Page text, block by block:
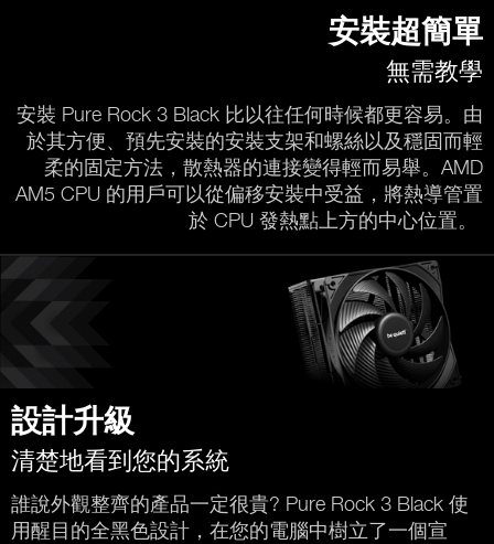
安裝超簡單
無需教學
安裝 Pure Rock 3 Black 比以往任何時候都更容易。由
於其方便、預先安裝的安裝支架和螺絲以及穩固而輕
柔的固定方法，散熱器的連接變得輕而易舉。AMD
AM5 CPU 的用戶可以從偏移安裝中受益，將熱導管置
於 CPU 發熱點上方的中心位置。
設計升級
清楚地看到您的系統
誰說外觀整齊的產品一定很貴? Pure Rock 3 Black 使
用醒目的全黑色設計，在您的電腦中樹立了一個宣